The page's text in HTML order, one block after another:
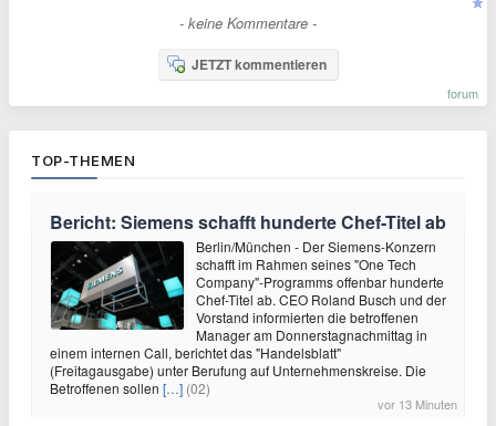
- keine Kommentare -
JETZT kommentieren
forum
TOP-THEMEN
Bericht: Siemens schafft hunderte Chef-Titel ab
Berlin/München - Der Siemens-Konzern
schafft im Rahmen seines "One Tech
Company"-Programms offenbar hunderte
Chef-Titel ab. CEO Roland Busch und der
Vorstand informierten die betroffenen
Manager am Donnerstagnachmittag in
einem internen Call, berichtet das "Handelsblatt"
(Freitagausgabe) unter Berufung auf Unternehmenskreise. Die
Betroffenen sollen […] (02)
vor 13 Minuten